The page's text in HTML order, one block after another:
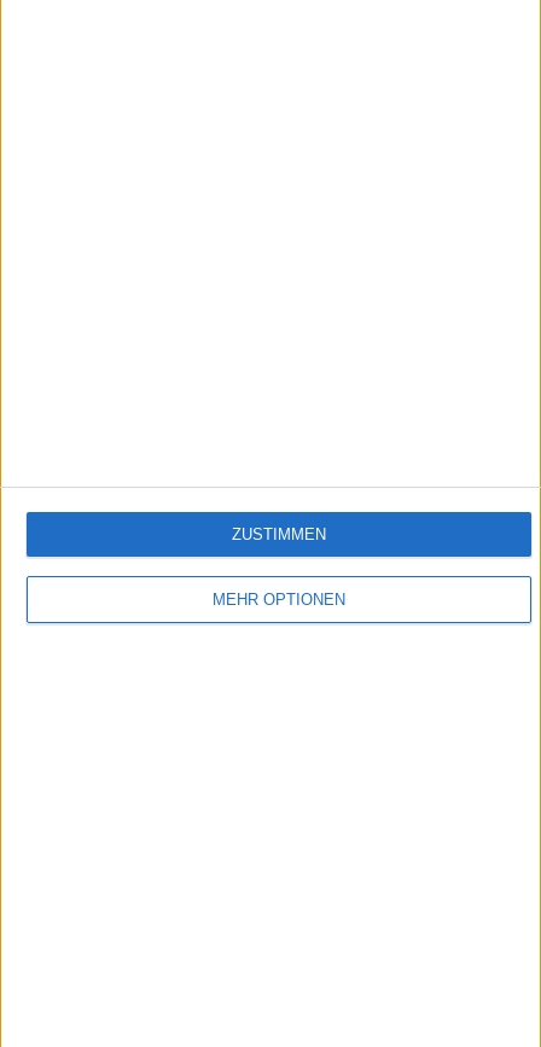
MEHR OPTIONEN
ZUSTIMMEN